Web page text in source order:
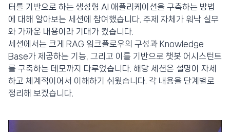
터를 기반으로 하는 생성형 AI 애플리케이션을 구축하는 방법
에 대해 알아보는 세션에 참여했습니다. 주제 자체가 워낙 실무
와 가까운 내용이라 기대가 컸습니다.
세션에서는 크게 RAG 워크플로우의 구성과 Knowledge
Base가 제공하는 기능, 그리고 이를 기반으로 챗봇 어시스턴트
를 구축하는 데모까지 다루었습니다. 해당 세션은 설명이 자세
하고 체계적이어서 이해하기 쉬웠습니다. 각 내용을 단계별로
정리해 보겠습니다.